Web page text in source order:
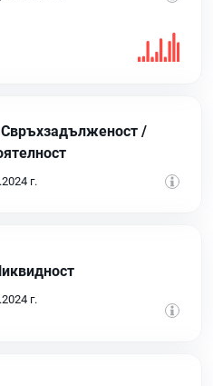
Свръхзадълженост /
г.
г.